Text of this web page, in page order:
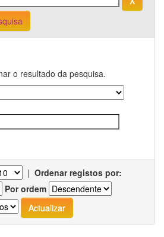
o resultado da pesquisa.
| Ordenar registos por:
Por ordem